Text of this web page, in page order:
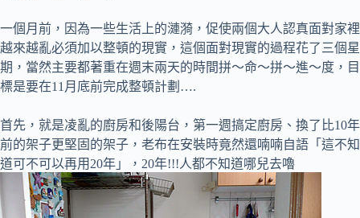
一個月前，因為一些生活上的漣漪，促使兩個大人認真面對家裡
越來越亂必須加以整頓的現實，這個面對現實的過程花了三個星
期，當然主要都著重在週末兩天的時間拼～命～拼～進～度，目
標是要在11月底前完成整頓計劃….
首先，就是凌亂的廚房和後陽台，第一週搞定廚房、換了比10年
前的架子更堅固的架子，老布在安裝時竟然還喃喃自語「這不知
道可不可以再用20年」，20年!!!人都不知道哪兒去嚕